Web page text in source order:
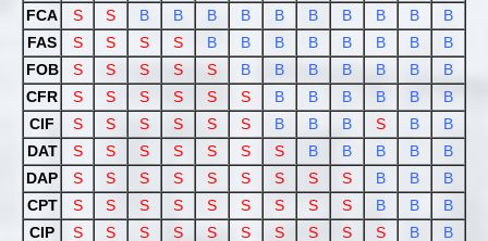
FCA
S S B B B B B B B B B
B
FAS
S S S S B B B B B B B
B
FOB
S S S S S B B B B B B
B
CFR
S S S S S S B B B B B
B
CIF
S S S S S S B B B S B
B
DAT
S S S S S S S B B B B
B
DAP
S S S S S S S S S B B
B
CPT
S S S S S S S S S B B
B
CIP
S S S S S S S S S S B
B